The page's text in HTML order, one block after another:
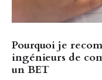
Pourquoi je
ingénieurs de
un BET